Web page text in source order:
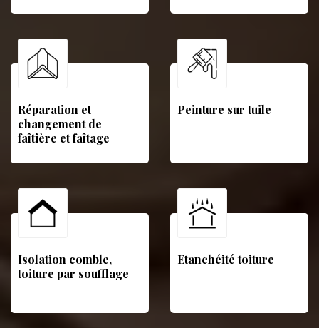
Réparation et
changement de
faîtière et faîtage
Peinture sur tuile
Isolation comble,
toiture par soufflage
Etanchéité toiture